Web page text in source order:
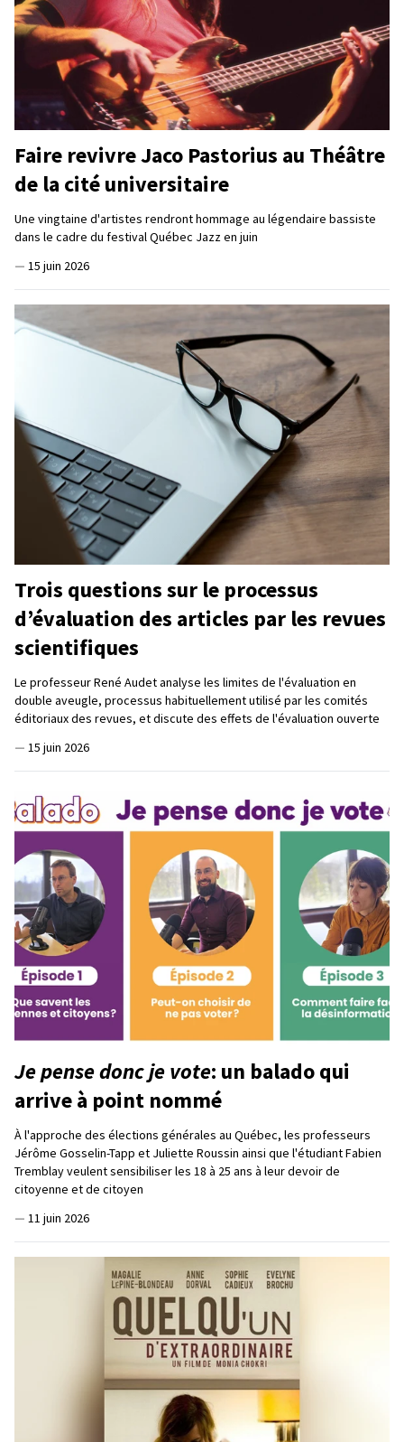
Faire revivre Jaco Pastorius au Théâtre
de la cité universitaire
Une vingtaine d'artistes rendront hommage au légendaire bassiste
dans le cadre du festival Québec Jazz en juin
— 15 juin 2026
Trois questions sur le processus
d’évaluation des articles par les revues
scientifiques
Le professeur René Audet analyse les limites de l'évaluation en
double aveugle, processus habituellement utilisé par les comités
éditoriaux des revues, et discute des effets de l'évaluation ouverte
— 15 juin 2026
Je pense donc je vote: un balado qui
arrive à point nommé
À l'approche des élections générales au Québec, les professeurs
Jérôme Gosselin-Tapp et Juliette Roussin ainsi que l'étudiant Fabien
Tremblay veulent sensibiliser les 18 à 25 ans à leur devoir de
citoyenne et de citoyen
— 11 juin 2026